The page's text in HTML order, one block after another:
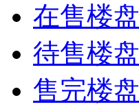
在售楼盘
待售楼盘
售完楼盘